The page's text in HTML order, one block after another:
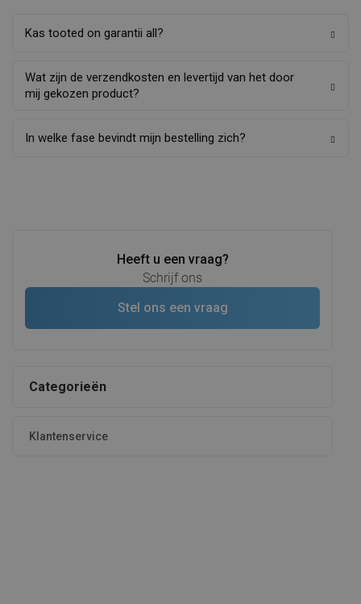
Kas tooted on garantii all?
Wat zijn de verzendkosten en levertijd van het door
mij gekozen product?
In welke fase bevindt mijn bestelling zich?
Categorieën
Klantenservice
Heeft u een vraag?
Schrijf ons
Stel ons een vraag